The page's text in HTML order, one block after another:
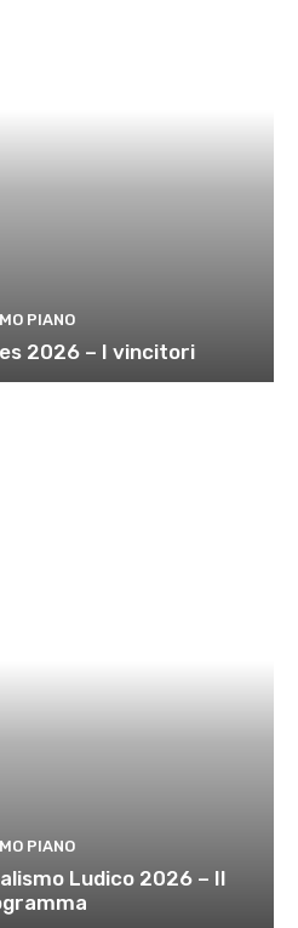
PIANO
2026 – I vincitori
PIANO
Ludico 2026 – Il